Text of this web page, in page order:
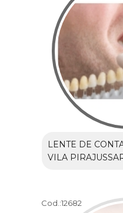
LENTE DE
VILA
Cod.:12682